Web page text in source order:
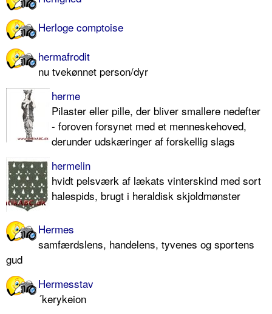
Herloge comptoise
hermafrodit
nu tvekønnet person/dyr
herme
Pilaster eller pille, der bliver smallere nedefter
- foroven forsynet med et menneskehoved,
derunder udskæringer af forskellig slags
hermelin
hvidt pelsværk af lækats vinterskind med sort
halespids, brugt i heraldisk skjoldmønster
Hermes
samfærdslens, handelens, tyvenes og sportens
gud
Hermesstav
´kerykeion